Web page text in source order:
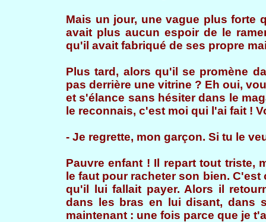
Mais un jour, une vague plus forte
avait plus aucun espoir de le
qu'il avait fabriqué de ses propre
Plus tard, alors qu'il se promène
pas derrière une vitrine ? Eh oui,
et s'élance sans hésiter dans le
le reconnais, c'est moi qui l'ai fait !
- Je regrette, mon garçon. Si tu le
Pauvre enfant ! Il repart tout triste,
le faut pour racheter son bien.
qu'il lui fallait payer. Alors il
dans les bras en lui disant, dans
maintenant : une fois parce que je